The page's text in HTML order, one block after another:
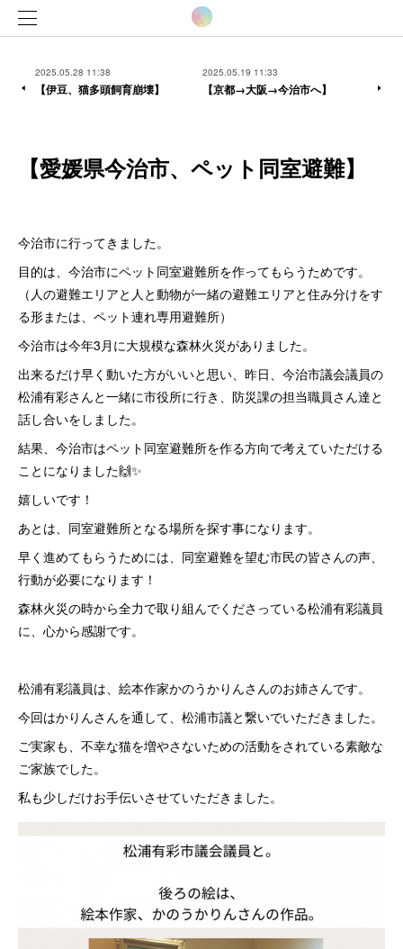
2025.05.28 11:38
【伊豆、猫多頭飼育崩壊】
2025.05.19 11:33
【京都→大阪→今治市へ】
【愛媛県今治市、ペット同室避難】
今治市に行ってきました。
目的は、今治市にペット同室避難所を作ってもらうためです。
（人の避難エリアと人と動物が一緒の避難エリアと住み分けをす
る形または、ペット連れ専用避難所）
今治市は今年3月に大規模な森林火災がありました。
出来るだけ早く動いた方がいいと思い、昨日、今治市議会議員の
松浦有彩さんと一緒に市役所に行き、防災課の担当職員さん達と
話し合いをしました。
結果、今治市はペット同室避難所を作る方向で考えていただける
ことになりました🙌✨
嬉しいです！
あとは、同室避難所となる場所を探す事になります。
早く進めてもらうためには、同室避難を望む市民の皆さんの声、
行動が必要になります！
森林火災の時から全力で取り組んでくださっている松浦有彩議員
に、心から感謝です。
松浦有彩議員は、絵本作家かのうかりんさんのお姉さんです。
今回はかりんさんを通して、松浦市議と繋いでいただきました。
ご実家も、不幸な猫を増やさないための活動をされている素敵な
ご家族でした。
私も少しだけお手伝いさせていただきました。